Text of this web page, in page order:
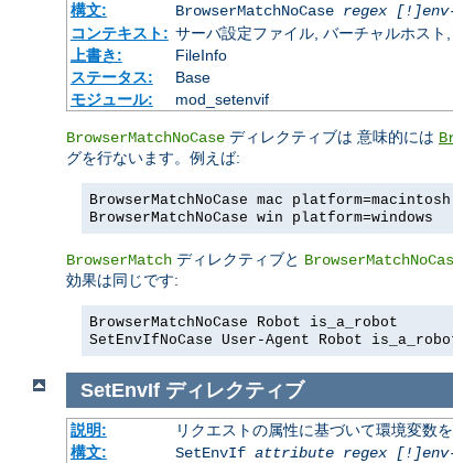
構文:
BrowserMatchNoCase regex
コンテキスト: サーバ設定ファイル, バーチャルホス
上書き:
FileInfo
ステータス:
Base
モジュール:
mod_setenvif
BrowserMatchNoCase ディレクティブは 意味的には
グを行ないます。例えば:
BrowserMatchNoCase mac platform=macintosh
BrowserMatchNoCase win platform=windows
BrowserMatch ディレクティブと
効果は同じです:
BrowserMatchNoCase Robot is_a_robot
SetEnvIfNoCase User-Agent Robot
SetEnvIf ディレクティブ
説明:
リクエストの属性に基づいて環境変数
構文:
SetEnvIf attribute regex